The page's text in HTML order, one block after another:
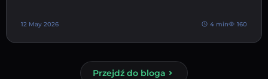
12 May 2026 4 min 160
Przejdź do bloga